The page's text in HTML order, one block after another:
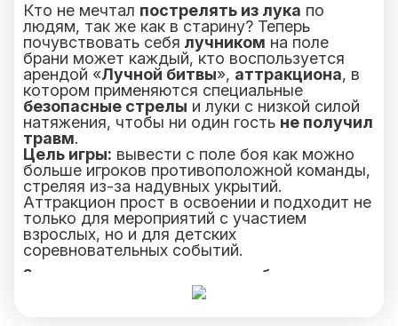
Кто не мечтал пострелять из лука по
людям, так же как в старину? Теперь
почувствовать себя лучником на поле
брани может каждый, кто воспользуется
арендой «Лучной битвы», аттракциона, в
котором применяются специальные
безопасные стрелы и луки с низкой силой
натяжения, чтобы ни один гость не получил
травм.
Цель игры: вывести с поле боя как можно
больше игроков противоположной команды,
стреляя из-за надувных укрытий.
Аттракцион прост в освоении и подходит не
только для мероприятий с участием
взрослых, но и для детских
соревновательных событий.
Засчитывается попадание в любую часть
тела, кроме ног (ниже колена) и рук